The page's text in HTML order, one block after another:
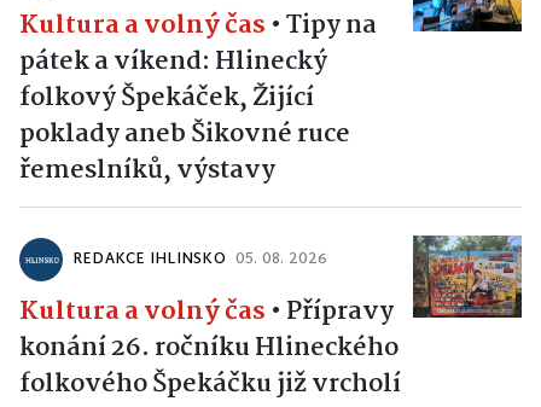
Kultura a volný čas •Tipy na
pátek a víkend: Hlinecký
folkový Špekáček, Žijící
poklady aneb Šikovné ruce
řemeslníků, výstavy
REDAKCE IHLINSKO 05. 08. 2026
Kultura a volný čas • Přípravy
konání 26. ročníku Hlineckého
folkového Špekáčku již vrcholí